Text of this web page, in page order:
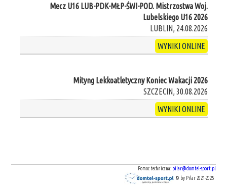
Mecz U16 LUB-PDK-MŁP-ŚWI-POD. Mistrzostwa Woj.
Lubelskiego U16 2026
LUBLIN, 24.08.2026
WYNIKI ONLINE
Mityng Lekkoatletyczny Koniec Wakacji 2026
SZCZECIN, 30.08.2026
WYNIKI ONLINE
Pomoc techniczna: pilar@domtel-sport.pl
© by Pilar 2021-2025